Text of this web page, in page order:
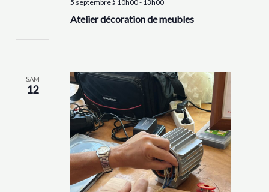
Atelier décoration de meubles
5 septembre à 10h00- 13h00
SAM
12